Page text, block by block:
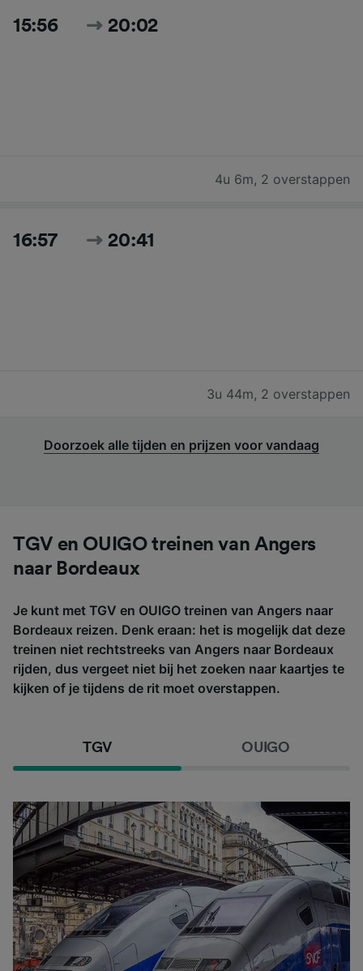
15:56 20:02
4u 6m, 2 overstappen
16:57 20:41
3u 44m, 2 overstappen
Doorzoek alle tijden en prijzen voor vandaag
TGV en OUIGO treinen van Angers
naar Bordeaux
Je kunt met TGV en OUIGO treinen van Angers naar
Bordeaux reizen. Denk eraan: het is mogelijk dat deze
treinen niet rechtstreeks van Angers naar Bordeaux
rijden, dus vergeet niet bij het zoeken naar kaartjes te
kijken of je tijdens de rit moet overstappen.
TGV OUIGO